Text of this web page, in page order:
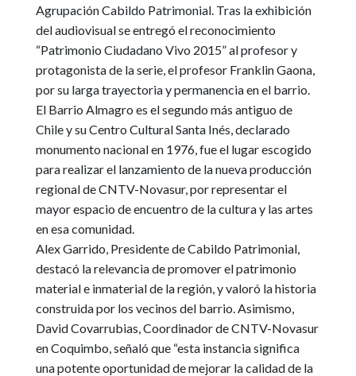
Agrupación Cabildo Patrimonial. Tras la exhibición
del audiovisual se entregó el reconocimiento
“Patrimonio Ciudadano Vivo 2015” al profesor y
protagonista de la serie, el profesor Franklin Gaona,
por su larga trayectoria y permanencia en el barrio.
El Barrio Almagro es el segundo más antiguo de
Chile y su Centro Cultural Santa Inés, declarado
monumento nacional en 1976, fue el lugar escogido
para realizar el lanzamiento de la nueva producción
regional de CNTV-Novasur, por representar el
mayor espacio de encuentro de la cultura y las artes
en esa comunidad.
Alex Garrido, Presidente de Cabildo Patrimonial,
destacó la relevancia de promover el patrimonio
material e inmaterial de la región, y valoró la historia
construida por los vecinos del barrio. Asimismo,
David Covarrubias , Coordinador de CNTV-Novasur
en Coquimbo, señaló que “esta instancia significa
una potente oportunidad de mejorar la calidad de la